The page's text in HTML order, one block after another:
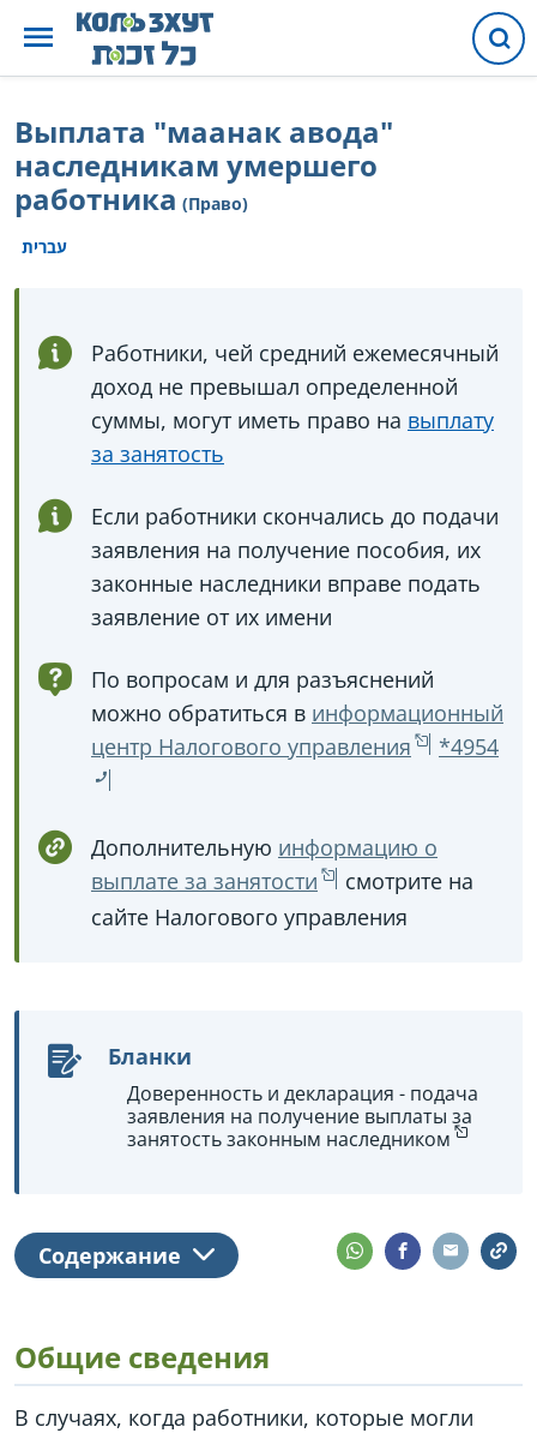
Выплата "маанак авода"
наследникам умершего
работника (Право)
עברית
Работники, чей средний ежемесячный
доход не превышал определенной
суммы, могут иметь право на выплату
за занятость
Если работники скончались до подачи
заявления на получение пособия, их
законные наследники вправе подать
заявление от их имени
По вопросам и для разъяснений
можно обратиться в информационный
центр Налогового управления
*4954
Дополнительную информацию о
выплате за занятости
смотрите на
сайте Налогового управления
Бланки
Доверенность и декларация - подача
заявления на получение выплаты за
занятость законным наследником
Содержание
Общие сведения
В случаях, когда работники, которые могли